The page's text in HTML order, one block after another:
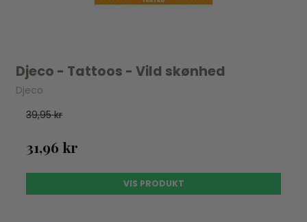
Djeco - Tattoos - Vild skønhed
Djeco
39,95 kr
31,96 kr
VIS PRODUKT